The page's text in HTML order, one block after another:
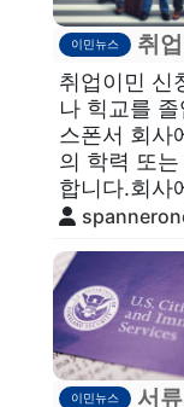
이민뉴스 취
취업이민 신
나 힉교를
스폰서 회사
의 학력 또
합니다.회사
이민뉴스 서